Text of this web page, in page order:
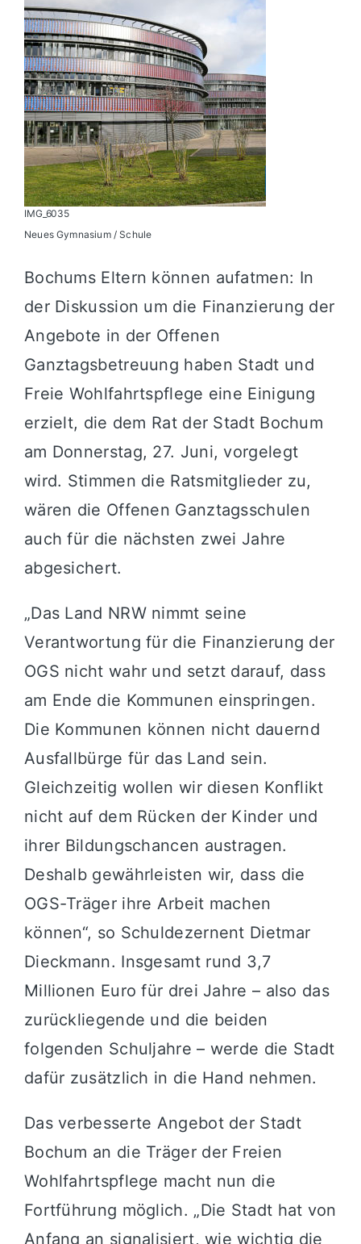
IMG_6035
Neues Gymnasium / Schule
Bochums Eltern können aufatmen: In
der Diskussion um die Finanzierung der
Angebote in der Offenen
Ganztagsbetreuung haben Stadt und
Freie Wohlfahrtspflege eine Einigung
erzielt, die dem Rat der Stadt Bochum
am Donnerstag, 27. Juni, vorgelegt
wird. Stimmen die Ratsmitglieder zu,
wären die Offenen Ganztagsschulen
auch für die nächsten zwei Jahre
abgesichert.
„Das Land NRW nimmt seine
Verantwortung für die Finanzierung der
OGS nicht wahr und setzt darauf, dass
am Ende die Kommunen einspringen.
Die Kommunen können nicht dauernd
Ausfallbürge für das Land sein.
Gleichzeitig wollen wir diesen Konflikt
nicht auf dem Rücken der Kinder und
ihrer Bildungschancen austragen.
Deshalb gewährleisten wir, dass die
OGS-Träger ihre Arbeit machen
können“, so Schuldezernent Dietmar
Dieckmann. Insgesamt rund 3,7
Millionen Euro für drei Jahre – also das
zurückliegende und die beiden
folgenden Schuljahre – werde die Stadt
dafür zusätzlich in die Hand nehmen.
Das verbesserte Angebot der Stadt
Bochum an die Träger der Freien
Wohlfahrtspflege macht nun die
Fortführung möglich. „Die Stadt hat von
Anfang an signalisiert, wie wichtig die